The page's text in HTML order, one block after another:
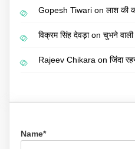
Gopesh Tiwari on लाश की
विक्रम सिंह देवड़ाon चुभने वाली
Rajeev Chikara on जिंदा
Name*